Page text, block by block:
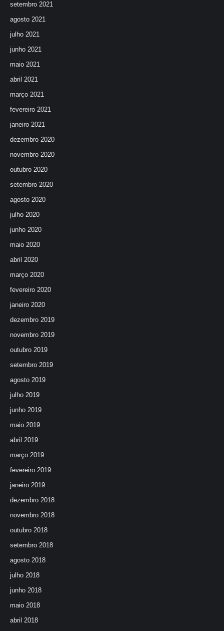
setembro 2021
agosto 2021
julho 2021
junho 2021
maio 2021
abril 2021
março 2021
fevereiro 2021
janeiro 2021
dezembro 2020
novembro 2020
outubro 2020
setembro 2020
agosto 2020
julho 2020
junho 2020
maio 2020
abril 2020
março 2020
fevereiro 2020
janeiro 2020
dezembro 2019
novembro 2019
outubro 2019
setembro 2019
agosto 2019
julho 2019
junho 2019
maio 2019
abril 2019
março 2019
fevereiro 2019
janeiro 2019
dezembro 2018
novembro 2018
outubro 2018
setembro 2018
agosto 2018
julho 2018
junho 2018
maio 2018
abril 2018